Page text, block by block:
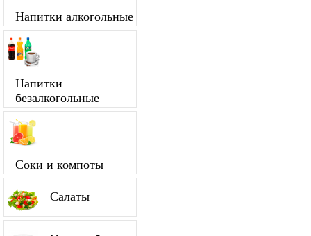
Напитки алкогольные
Напитки
безалкогольные
Соки и компоты
Салаты